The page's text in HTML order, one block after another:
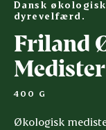
Dansk
dyrevelfærd.
Friland
Medister
400 G
Økologisk